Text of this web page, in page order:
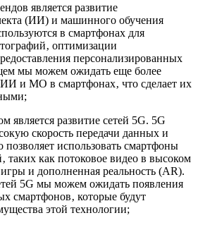
является развитие
(ИИ) и машинного обучения
в смартфонах для
оптимизации
персонализированных
мы можем ожидать еще более
и МО в смартфонах‚ что сделает их
является развитие сетей 5G. 5G
скорость передачи данных и
использовать смартфоны
таких как потоковое видео в высоком
и дополненная реальность (AR).
5G мы можем ожидать появления
смартфонов‚ которые будут
этой технологии;